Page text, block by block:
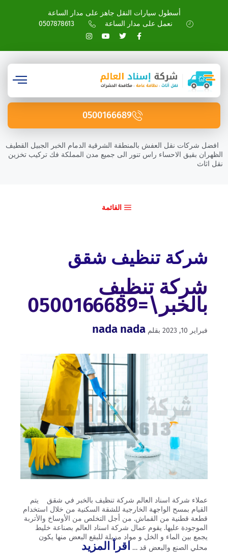
أسطول سيارات النقل جاهز على مدار الساعة
نعمل على مدار الساعة
0507878613
0500166689
افضل شركات نقل العفش بالمنطقة الشرقية الدمام الخبر الجبيل القطيف
الظهران بقيق الاحساء راس تنور الى جميع مدن المملكة فك تركيب تخزين
نقل اثاث
القائمة
شركة تنظيف شقق
شركة تنظيف
بالخبر\=0500166689
فبراير 10, 2023 بقلم nada nada
عملاء شركة اسناد العالم شركة تنظيف بالخبر في شقق يتم
القيام بمسح الواجهة الخارجية للشقة السكنية من خلال استخدام
قطعة قطنية من القماش. من أجل التخلص من الأوساخ والأتربة
الموجودة عليها. يقوم عمال شركة اسناد العالم بصناعة خليط
يجمع بين الماء و الخل و مواد مزيلة للبقع البعض منها يكون
محلي الصنع والبعض قد … اقرأ المزيد